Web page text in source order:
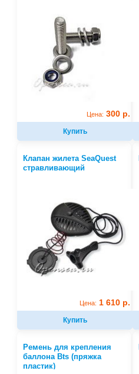
Цена: 300 р.
Купить
Клапан жилета SeaQuest
стравливающий
Цена: 1 610 р.
Купить
Ремень для крепления
баллона Bts (пряжка
пластик)